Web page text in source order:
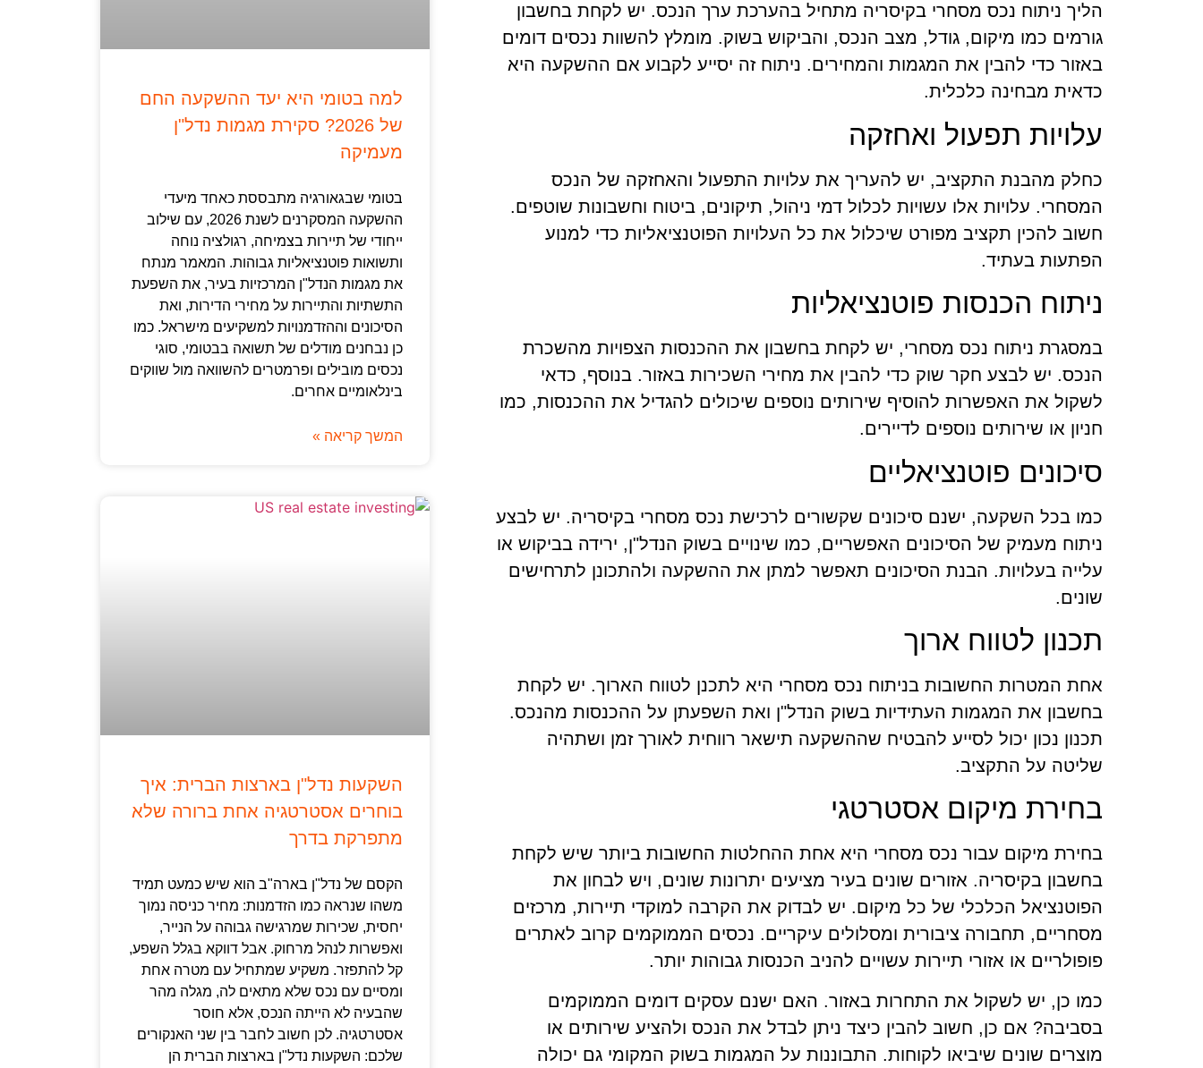
למה בטומי היא יעד ההשקעה החם
של 2026? סקירת מגמות נדל"ן
מעמיקה
בטומי שבגאורגיה מתבססת כאחד מיעדי
ההשקעה המסקרנים לשנת 2026, עם שילוב
ייחודי של תיירות בצמיחה, רגולציה נוחה
ותשואות פוטנציאליות גבוהות. המאמר מנתח
את מגמות הנדל"ן המרכזיות בעיר, את השפעת
התשתיות והתיירות על מחירי הדירות, ואת
הסיכונים וההזדמנויות למשקיעים מישראל. כמו
כן נבחנים מודלים של תשואה בבטומי, סוגי
נכסים מובילים ופרמטרים להשוואה מול שווקים
בינלאומיים אחרים.
המשך קריאה »
השקעות נדל"ן בארצות הברית: איך
בוחרים אסטרטגיה אחת ברורה שלא
מתפרקת בדרך
הקסם של נדל"ן בארה"ב הוא שיש כמעט תמיד
משהו שנראה כמו הזדמנות: מחיר כניסה נמוך
יחסית, שכירות שמרגישה גבוהה על הנייר,
ואפשרות לנהל מרחוק. אבל דווקא בגלל השפע,
קל להתפזר. משקיע שמתחיל עם מטרה אחת
ומסיים עם נכס שלא מתאים לה, מגלה מהר
שהבעיה לא הייתה הנכס, אלא חוסר
אסטרטגיה. לכן חשוב לחבר בין שני האנקורים
שלכם: השקעות נדל"ן בארצות הברית הן
הליך ניתוח נכס מסחרי בקיסריה מתחיל בהערכת ערך הנכס. יש לקחת בחשבון
גורמים כמו מיקום, גודל, מצב הנכס, והביקוש בשוק. מומלץ להשוות נכסים דומים
באזור כדי להבין את המגמות והמחירים. ניתוח זה יסייע לקבוע אם ההשקעה היא
כדאית מבחינה כלכלית.
עלויות תפעול ואחזקה
כחלק מהבנת התקציב, יש להעריך את עלויות התפעול והאחזקה של הנכס
המסחרי. עלויות אלו עשויות לכלול דמי ניהול, תיקונים, ביטוח וחשבונות שוטפים.
חשוב להכין תקציב מפורט שיכלול את כל העלויות הפוטנציאליות כדי למנוע
הפתעות בעתיד.
ניתוח הכנסות פוטנציאליות
במסגרת ניתוח נכס מסחרי, יש לקחת בחשבון את ההכנסות הצפויות מהשכרת
הנכס. יש לבצע חקר שוק כדי להבין את מחירי השכירות באזור. בנוסף, כדאי
לשקול את האפשרות להוסיף שירותים נוספים שיכולים להגדיל את ההכנסות, כמו
חניון או שירותים נוספים לדיירים.
סיכונים פוטנציאליים
כמו בכל השקעה, ישנם סיכונים שקשורים לרכישת נכס מסחרי בקיסריה. יש לבצע
ניתוח מעמיק של הסיכונים האפשריים, כמו שינויים בשוק הנדל"ן, ירידה בביקוש או
עלייה בעלויות. הבנת הסיכונים תאפשר למתן את ההשקעה ולהתכונן לתרחישים
שונים.
תכנון לטווח ארוך
אחת המטרות החשובות בניתוח נכס מסחרי היא לתכנן לטווח הארוך. יש לקחת
בחשבון את המגמות העתידיות בשוק הנדל"ן ואת השפעתן על ההכנסות מהנכס.
תכנון נכון יכול לסייע להבטיח שההשקעה תישאר רווחית לאורך זמן ושתהיה
שליטה על התקציב.
בחירת מיקום אסטרטגי
בחירת מיקום עבור נכס מסחרי היא אחת ההחלטות החשובות ביותר שיש לקחת
בחשבון בקיסריה. אזורים שונים בעיר מציעים יתרונות שונים, ויש לבחון את
הפוטנציאל הכלכלי של כל מיקום. יש לבדוק את הקרבה למוקדי תיירות, מרכזים
מסחריים, תחבורה ציבורית ומסלולים עיקריים. נכסים הממוקמים קרוב לאתרים
פופולריים או אזורי תיירות עשויים להניב הכנסות גבוהות יותר.
כמו כן, יש לשקול את התחרות באזור. האם ישנם עסקים דומים הממוקמים
בסביבה? אם כן, חשוב להבין כיצד ניתן לבדל את הנכס ולהציע שירותים או
מוצרים שונים שיביאו לקוחות. התבוננות על המגמות בשוק המקומי גם יכולה